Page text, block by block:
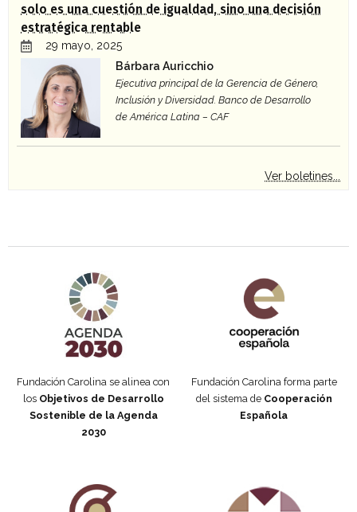
solo es una cuestión de igualdad, sino una decisión
estratégica rentable
29 mayo, 2025
Bárbara Auricchio
Ejecutiva principal de la Gerencia de Género,
Inclusión y Diversidad. Banco de Desarrollo
de América Latina – CAF
Ver boletines...
Fundación Carolina se alinea con
los Objetivos de Desarrollo
Sostenible de la Agenda
2030
Fundación Carolina forma parte
del sistema de Cooperación
Española